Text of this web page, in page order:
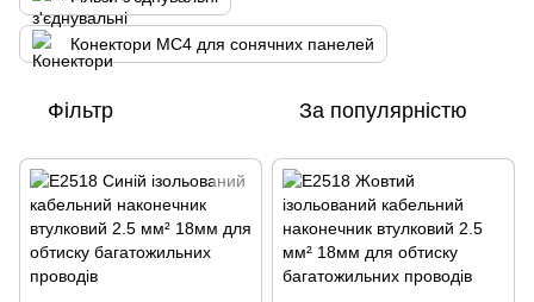
Конектори MC4 для сонячних панелей
Фільтр За популярністю